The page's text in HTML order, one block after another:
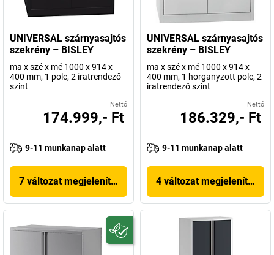
UNIVERSAL szárnyasajtós
szekrény – BISLEY
ma x szé x mé 1000 x 914 x
400 mm, 1 polc, 2 iratrendező
szint
Nettó
174.999,- Ft
9-11 munkanap alatt
7 változat megjelenítése
UNIVERSAL szárnyasajtós
szekrény – BISLEY
ma x szé x mé 1000 x 914 x
400 mm, 1 horganyzott polc, 2
iratrendező szint
Nettó
186.329,- Ft
9-11 munkanap alatt
4 változat megjelenítése